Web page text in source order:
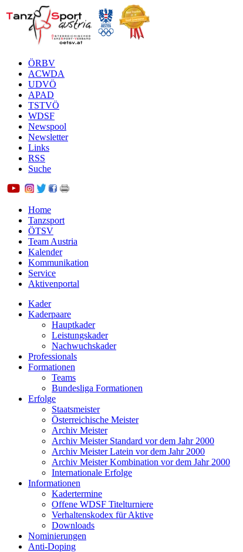
ÖRBV
ACWDA
UDVÖ
APAD
TSTVÖ
WDSF
Newspool
Newsletter
Links
RSS
Suche
Home
Tanzsport
ÖTSV
Team Austria
Kalender
Kommunikation
Service
Aktivenportal
Kader
Kaderpaare
Hauptkader
Leistungskader
Nachwuchskader
Professionals
Formationen
Teams
Bundesliga Formationen
Erfolge
Staatsmeister
Österreichische Meister
Archiv Meister
Archiv Meister Standard vor dem Jahr 2000
Archiv Meister Latein vor dem Jahr 2000
Archiv Meister Kombination vor dem Jahr 2000
Internationale Erfolge
Informationen
Kadertermine
Offene WDSF Titelturniere
Verhaltenskodex für Aktive
Downloads
Nominierungen
Anti-Doping